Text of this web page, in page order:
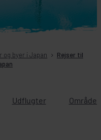
og byer i Japan
Rejser til
Udflugter